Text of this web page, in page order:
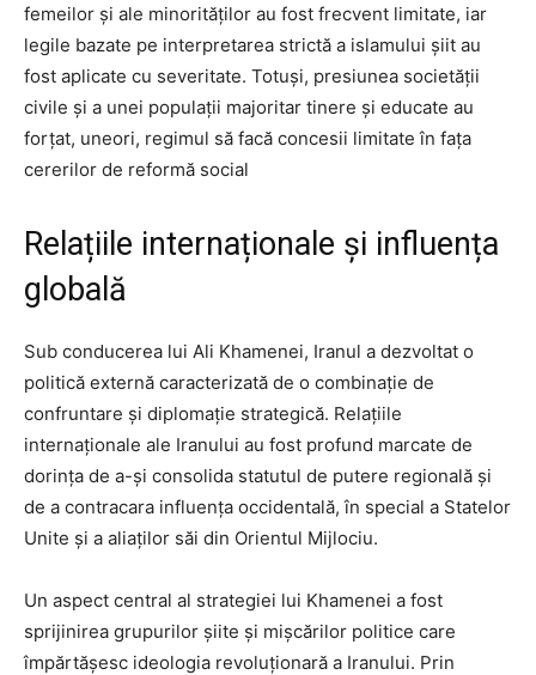
femeilor și ale minorităților au fost frecvent limitate, iar
legile bazate pe interpretarea strictă a islamului șiit au
fost aplicate cu severitate. Totuși, presiunea societății
civile și a unei populații majoritar tinere și educate au
forțat, uneori, regimul să facă concesii limitate în fața
cererilor de reformă social
Relațiile internaționale și influența
globală
Sub conducerea lui Ali Khamenei, Iranul a dezvoltat o
politică externă caracterizată de o combinație de
confruntare și diplomație strategică. Relațiile
internaționale ale Iranului au fost profund marcate de
dorința de a-și consolida statutul de putere regională și
de a contracara influența occidentală, în special a Statelor
Unite și a aliaților săi din Orientul Mijlociu.
Un aspect central al strategiei lui Khamenei a fost
sprijinirea grupurilor șiite și mișcărilor politice care
împărtășesc ideologia revoluționară a Iranului. Prin